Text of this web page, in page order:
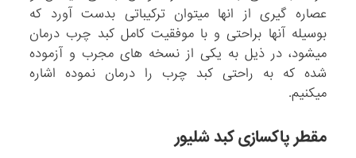
عصاره گیری از انها میتوان ترکیباتی بدست آورد که
بوسیله آنها براحتی و با موفقیت کامل کبد چرب درمان
میشود، در ذیل به یکی از نسخه های مجرب و آزموده
شده که به راحتی کبد چرب را درمان نموده اشاره
میکنیم.
مقطر پاکسازی کبد شلیور